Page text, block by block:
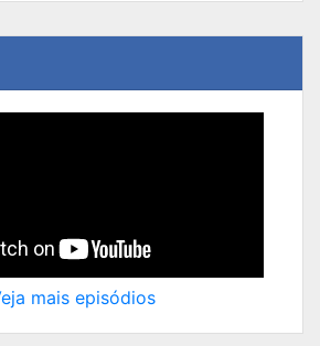
mais episódios